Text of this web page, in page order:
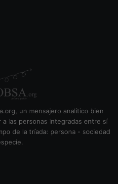
un mensajero analítico bien
las personas integradas entre sí
de la tríada: persona - sociedad